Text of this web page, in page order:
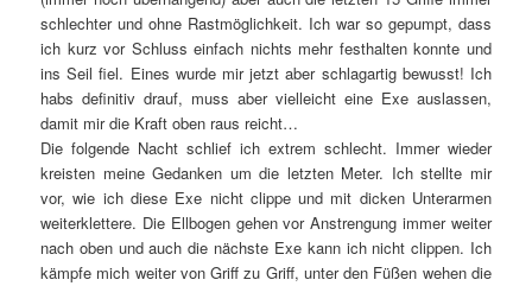
schlechter und ohne Rastmöglichkeit. Ich war so gepumpt, dass
ich kurz vor Schluss einfach nichts mehr festhalten konnte und
ins Seil fiel. Eines wurde mir jetzt aber schlagartig bewusst! Ich
habs definitiv drauf, muss aber vielleicht eine Exe auslassen,
damit mir die Kraft oben raus reicht…
Die folgende Nacht schlief ich extrem schlecht. Immer wieder
kreisten meine Gedanken um die letzten Meter. Ich stellte mir
vor, wie ich diese Exe nicht clippe und mit dicken Unterarmen
weiterklettere. Die Ellbogen gehen vor Anstrengung immer weiter
nach oben und auch die nächste Exe kann ich nicht clippen. Ich
kämpfe mich weiter von Griff zu Griff, unter den Füßen wehen die